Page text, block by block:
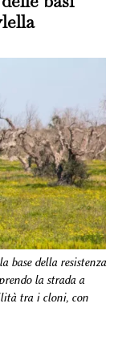
base della resistenza
la strada a
tra i cloni, con